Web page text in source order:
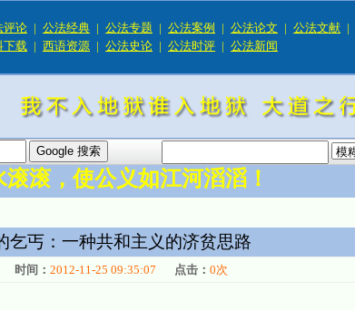
评论 | 公法经典 | 公法专题 | 公法案例 | 公法论文 | 公法文献 |
下载 | 西语资源 | 公法史论 | 公法时评 | 公法新闻
滚，使公义如江河滔滔！
乞丐：一种共和主义的济贫思路
时间： 2012-11-25 09:35:07 点击： 0次